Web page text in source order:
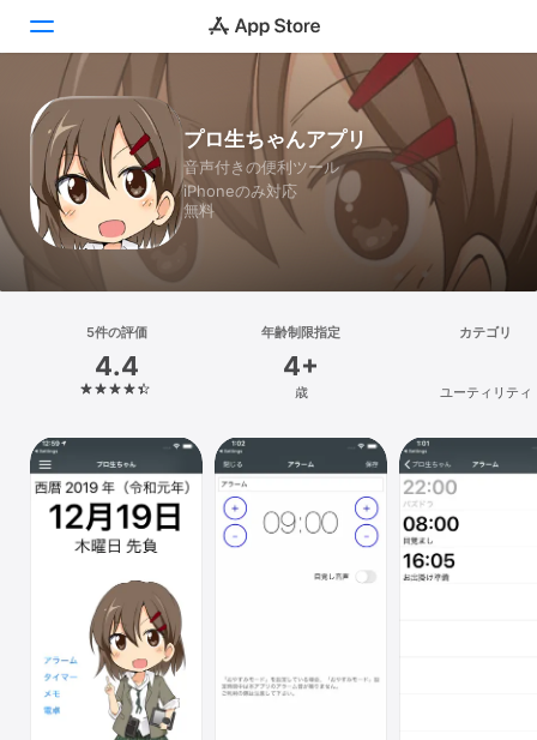
Today
ゲーム
アプリ
Arcade
検索
プラットフォーム
iPhone
iPad
Mac
Vision
Watch
プロ生ちゃんアプリ
音声付きの便利ツール
iPhoneのみ対応
無料
5件の評価
4.4
年齢制限指定
4+
歳
カテゴリ
ユーティリティ